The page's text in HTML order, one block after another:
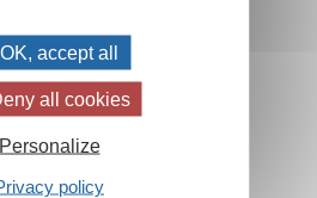
des matières
de la Kabbale
séphiroth
et symboles
génies planétaires
la théorie des émanations
OK, accept all
all cookies
Personalize
policy